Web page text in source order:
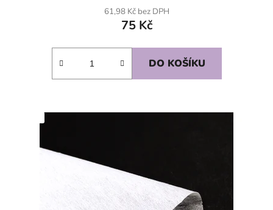
61,98 Kč bez DPH
75 Kč
DO KOŠÍKU